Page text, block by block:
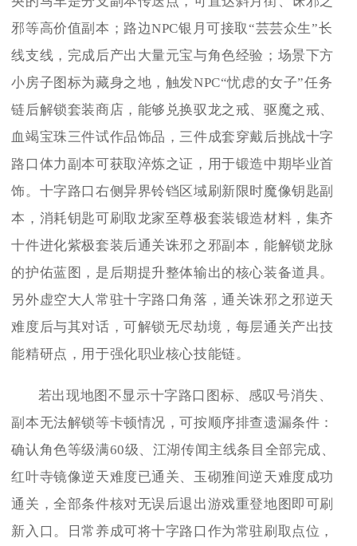
邪等高价值副本；路边NPC银月可接取“芸芸众生”长
线支线，完成后产出大量元宝与角色经验；场景下方
小房子图标为藏身之地，触发NPC“忧虑的女子”任务
链后解锁套装商店，能够兑换驭龙之戒、驱魔之戒、
血竭宝珠三件试作品饰品，三件成套穿戴后挑战十字
路口体力副本可获取淬炼之证，用于锻造中期毕业首
饰。十字路口右侧异界铃铛区域刷新限时魔像钥匙副
本，消耗钥匙可刷取龙家至尊极套装锻造材料，集齐
十件进化紫极套装后通关诛邪之邪副本，能解锁龙脉
的护佑蓝图，是后期提升整体输出的核心装备道具。
另外虚空大人常驻十字路口角落，通关诛邪之邪逆天
难度后与其对话，可解锁无尽劫境，每层通关产出技
能精研点，用于强化职业核心技能链。
若出现地图不显示十字路口图标、感叹号消失、
副本无法解锁等卡顿情况，可按顺序排查遗漏条件：
确认角色等级满60级、江湖传闻主线条目全部完成、
红叶寺镜像逆天难度已通关、玉砌雅间逆天难度成功
通关，全部条件核对无误后退出游戏重登地图即可刷
新入口。日常养成可将十字路口作为常驻刷取点位，